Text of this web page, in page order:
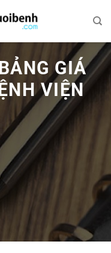
GIÁ
VIỆN